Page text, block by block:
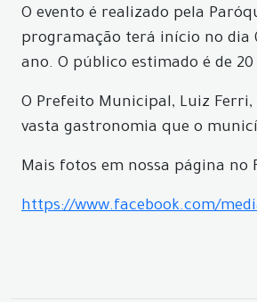
O evento é realizado pela
programação terá início no dia
ano. O público estimado é de
O Prefeito Municipal, Luiz
vasta gastronomia que o
Mais fotos em nossa página no
https://www.facebook.com/